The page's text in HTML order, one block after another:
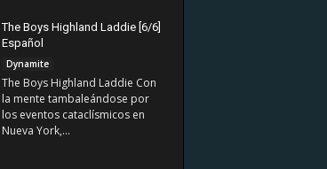
The Boys Highland Laddie [6/6]
Español
Dynamite
The Boys Highland Laddie Con
la mente tambaleándose por
los eventos cataclísmicos en
Nueva York,...